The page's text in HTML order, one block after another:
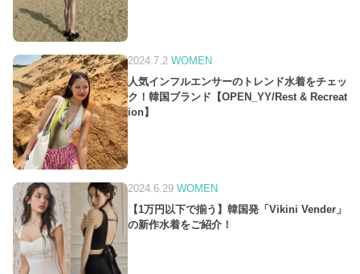
2024.7.2 WOMEN
人気インフルエンサーのトレンド水着をチェッ
ク！韓国ブランド【OPEN_YY/Rest & Recreat
ion】
2024.6.29 WOMEN
【1万円以下で揃う】韓国発「Vikini Vender」
の新作水着をご紹介！